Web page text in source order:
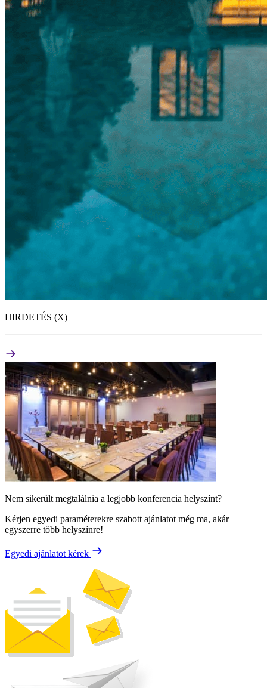
HIRDETÉS (X)
Nem sikerült megtalálnia a legjobb konferencia helyszínt?
Kérjen egyedi paraméterekre szabott ajánlatot még ma, akár
egyszerre több helyszínre!
Egyedi ajánlatot kérek